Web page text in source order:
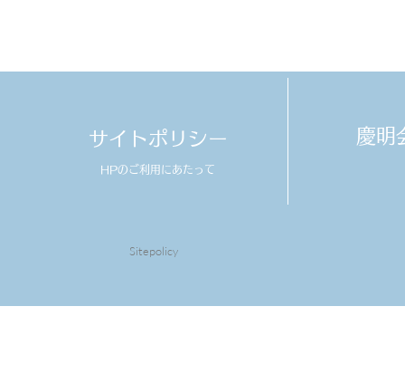
サイトポリシー
HPのご利用にあたって
慶明
Sitepolicy